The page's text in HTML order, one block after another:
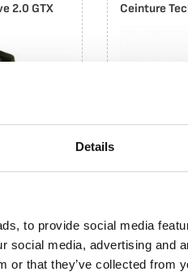
Details
to provide social media
social media, advertising and
or that they’ve collected from
2.0 GTX
629,95 €
566,96 €
Ceinture